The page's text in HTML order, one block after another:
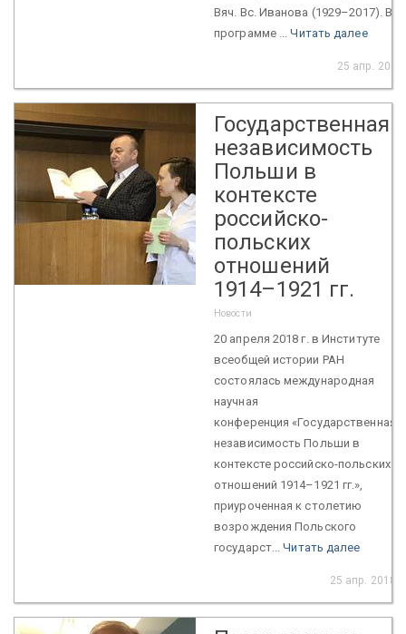
Вяч. Вс. Иванова (1929–2017). В
программе ...Читать далее
25 апр. 2018
Государственная
независимость
Польши в
контексте
российско-
польских
отношений
1914–1921 гг.
Новости
20 апреля 2018 г. в Институте
всеобщей истории РАН
состоялась международная
научная
конференция «Государственная
независимость Польши в
контексте российско-польских
отношений 1914–1921 гг.»,
приуроченная к столетию
возрождения Польского
государст...Читать далее
25 апр. 2018